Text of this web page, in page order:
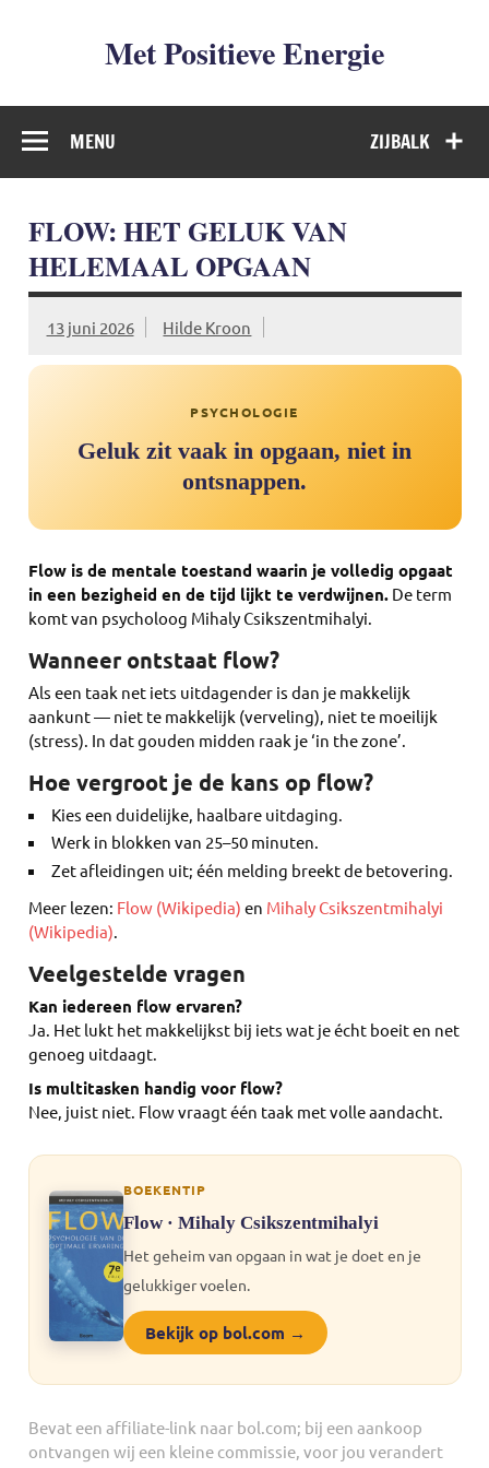
Met Positieve Energie
De weg naar Positief Leven
ZIJBALK
MENU
FLOW: HET GELUK VAN
HELEMAAL OPGAAN
13 juni 2026 Hilde Kroon
PSYCHOLOGIE
Geluk zit vaak in opgaan, niet in
ontsnappen.
Flow is de mentale toestand waarin je volledig opgaat
in een bezigheid en de tijd lijkt te verdwijnen. De term
komt van psycholoog Mihaly Csikszentmihalyi.
Wanneer ontstaat flow?
Als een taak net iets uitdagender is dan je makkelijk
aankunt — niet te makkelijk (verveling), niet te moeilijk
(stress). In dat gouden midden raak je ‘in the zone’.
Hoe vergroot je de kans op flow?
Kies een duidelijke, haalbare uitdaging.
Werk in blokken van 25–50 minuten.
Zet afleidingen uit; één melding breekt de betovering.
Meer lezen: Flow (Wikipedia) en Mihaly Csikszentmihalyi
(Wikipedia).
Veelgestelde vragen
Kan iedereen flow ervaren?
Ja. Het lukt het makkelijkst bij iets wat je écht boeit en net
genoeg uitdaagt.
Is multitasken handig voor flow?
Nee, juist niet. Flow vraagt één taak met volle aandacht.
BOEKENTIP
Flow · Mihaly Csikszentmihalyi
Het geheim van opgaan in wat je doet en je
gelukkiger voelen.
Bekijk op bol.com →
Bevat een affiliate-link naar bol.com; bij een aankoop
ontvangen wij een kleine commissie, voor jou verandert